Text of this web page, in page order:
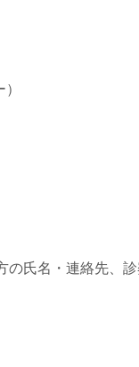
氏名・連絡先、